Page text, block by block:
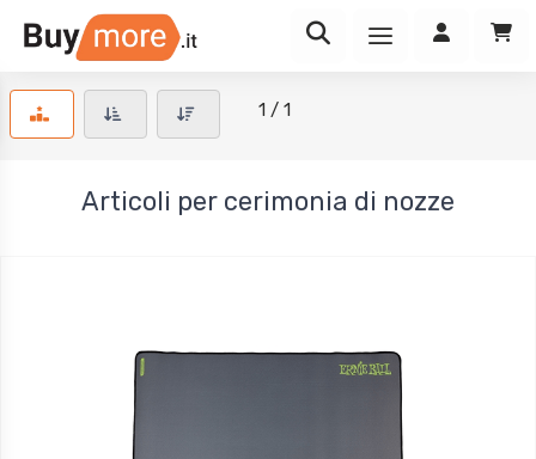
1 / 1
Articoli per cerimonia di nozze